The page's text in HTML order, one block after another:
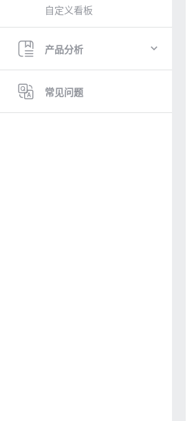
自定义看板
产品分析
常见问题